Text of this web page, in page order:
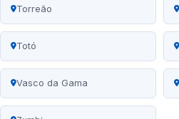
Torreão
Totó
Vasco da Gama